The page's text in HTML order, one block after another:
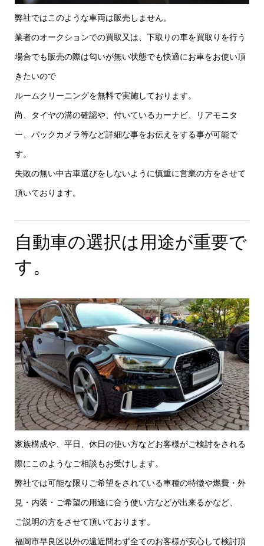
弊社ではこのような車両は販売しません。
業者のオークションでの買取又は、下取りの車を買取りを行う
場合でも販売の際は匂いが無い状態でも快適にお車をお使い頂
きたいので
ルームクリーニングを無料で実施しております。
尚、タイヤの溝の確認や、付いているカーナビ、リアモニタ
ー、バックカメラ等など詳細な事をお伝えをする事が可能で
す。
失敗の無い中古車選びをしないように慎重に営業の方をさせて
頂いております。
自動車の選択は用途が重要で
す。
家族構成や、平日、休日の使い方などお客様がご検討をされる
際にこのようなご相談もお受けします。
弊社では可能な限りご希望をされている車種の特徴や燃費・外
見・内装・ご希望の用途に合う使い方などが出来るかなど、
ご説明の方をさせて頂いております。
福岡市早良区以外の遠近問わず全てのお客様が安心して検討頂